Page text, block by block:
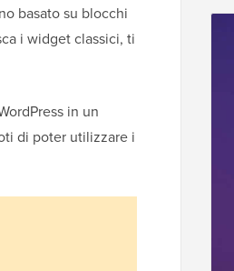
basato su blocchi
i widget classici, ti
in un
di poter utilizzare i